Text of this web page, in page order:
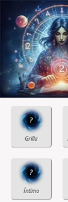
?
?